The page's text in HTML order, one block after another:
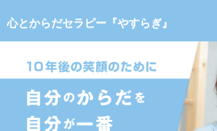
心とからだセラピー『やすらぎ』